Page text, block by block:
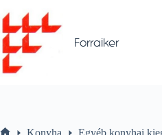
to
content
Forraiker